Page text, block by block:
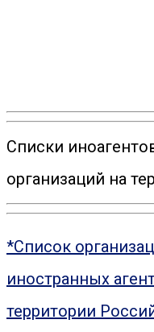
Списки
организаций на
*Список
иностранных
территории